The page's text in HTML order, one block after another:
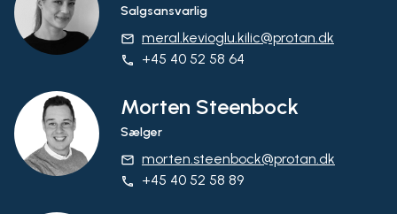
Salgsansvarlig
email meral.kevioglu.kilic@protan.dk
phone +45 40 52 58 64
Morten Steenbock
Sælger
email morten.steenbock@protan.dk
phone +45 40 52 58 89